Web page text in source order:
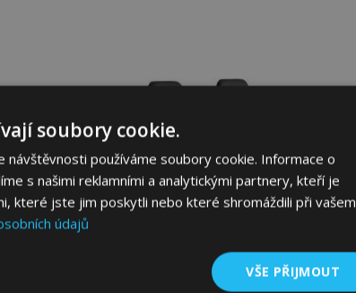
oblíbeným
oblíbeným
Univerzální autopotahy
soubory cookie.
návštěvnosti používáme soubory cookie. Informace o
s našimi reklamními a analytickými partnery, kteří je
které jste jim poskytli nebo které shromáždili při vašem
údajů
VŠE PŘIJMOUT